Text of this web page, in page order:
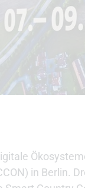
in Berlin.